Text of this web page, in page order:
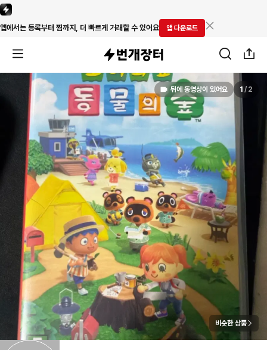
앱에서는 등록부터 찜까지, 더 빠르게 거래할 수 있어요 앱 다운로드
뒤에 동영상이 있어요 1 / 2
비슷한 상품